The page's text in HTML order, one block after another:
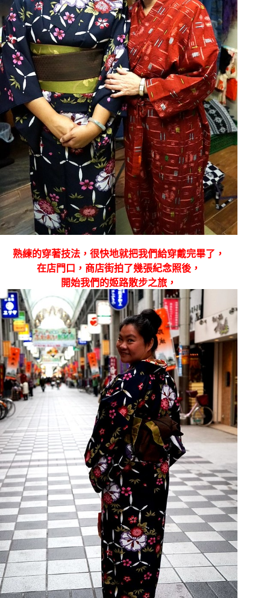
熟練的穿著技法，很快地就把我們給穿戴完畢了，
在店門口，商店街拍了幾張紀念照後，
開始我們的姬路散步之旅，